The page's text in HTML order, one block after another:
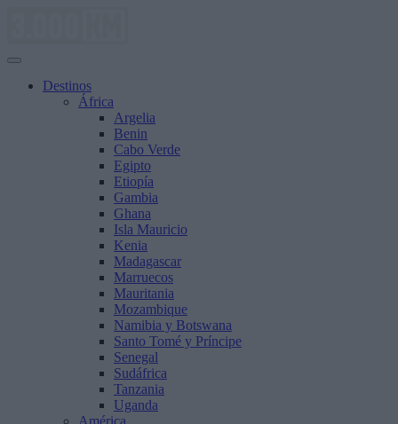
Destinos
África
Argelia
Benin
Cabo Verde
Egipto
Etiopía
Gambia
Ghana
Isla Mauricio
Kenia
Madagascar
Marruecos
Mauritania
Mozambique
Namibia y Botswana
Santo Tomé y Príncipe
Senegal
Sudáfrica
Tanzania
Uganda
América